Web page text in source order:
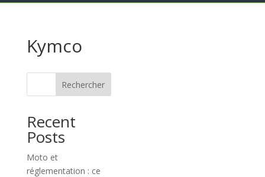
Kymco
Rechercher
Recent
Posts
Moto et
réglementation : ce